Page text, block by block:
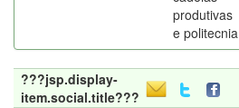
produtivas
e politecnia
???jsp.display-
item.social.title???